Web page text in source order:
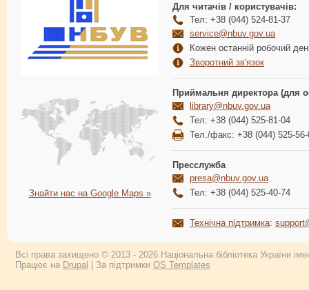
Знайти нас на Google Maps »
Для читачів / користувачів:
Тел: +38 (044) 524-81-37
service@nbuv.gov.ua
Кожен останній робочий
Зворотний зв'язок
Приймальня директора (для
library@nbuv.gov.ua
Тел: +38 (044) 525-81-04
Тел./факс: +38 (044) 525-56-
Пресслужба
presa@nbuv.gov.ua
Тел: +38 (044) 525-40-74
Технічна підтримка:
Всі права захищено © 2013 - 2026 Національна бібліотека України
Працює на Drupal | За підтримки OS Templates